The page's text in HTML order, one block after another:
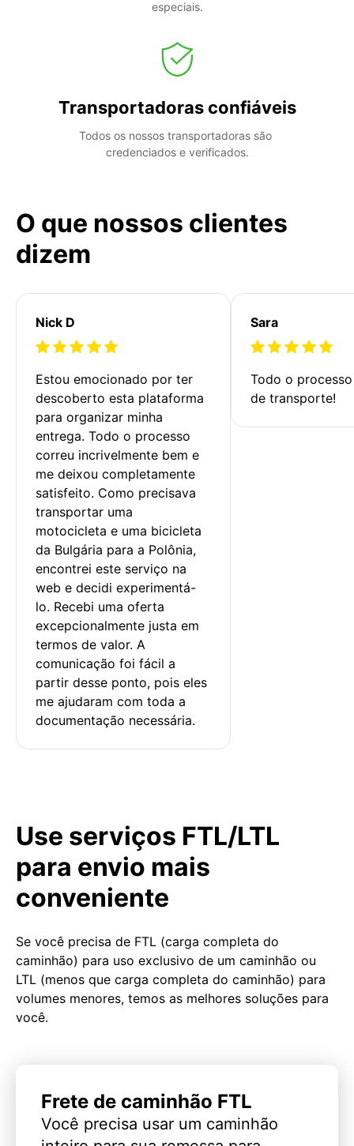
especiais.
Transportadoras confiáveis
Todos os nossos transportadoras são
credenciados e verificados.
O que nossos clientes
dizem
Nick D
Estou emocionado por ter
descoberto esta plataforma
para organizar minha
entrega. Todo o processo
correu incrivelmente bem e
me deixou completamente
satisfeito. Como precisava
transportar uma
motocicleta e uma bicicleta
da Bulgária para a Polônia,
encontrei este serviço na
web e decidi experimentá-
lo. Recebi uma oferta
excepcionalmente justa em
termos de valor. A
comunicação foi fácil a
partir desse ponto, pois eles
me ajudaram com toda a
documentação necessária.
Sara
Todo o
de transporte!
Use serviços FTL/LTL
para envio mais
conveniente
Se você precisa de FTL (carga completa do
caminhão) para uso exclusivo de um caminhão ou
LTL (menos que carga completa do caminhão) para
volumes menores, temos as melhores soluções para
você.
Frete de caminhão FTL
Você precisa usar um caminhão